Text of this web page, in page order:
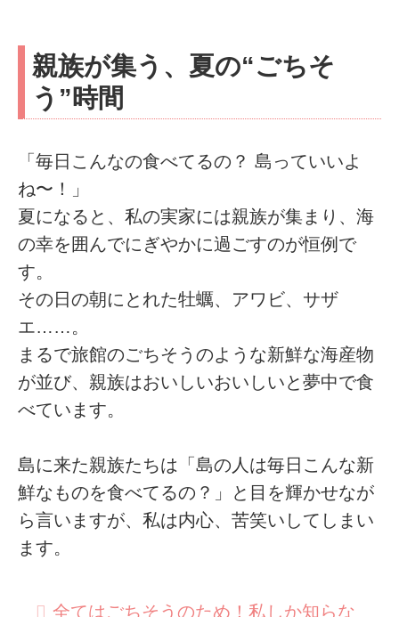
親族が集う、夏の“ごちそ
う”時間
「毎日こんなの食べてるの？ 島っていいよ
ね〜！」
夏になると、私の実家には親族が集まり、海
の幸を囲んでにぎやかに過ごすのが恒例で
す。
その日の朝にとれた牡蠣、アワビ、サザ
エ……。
まるで旅館のごちそうのような新鮮な海産物
が並び、親族はおいしいおいしいと夢中で食
べています。
島に来た親族たちは「島の人は毎日こんな新
鮮なものを食べてるの？」と目を輝かせなが
ら言いますが、私は内心、苦笑いしてしまい
ます。
全てはごちそうのため！私しか知らな